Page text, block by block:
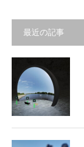
最近の記事